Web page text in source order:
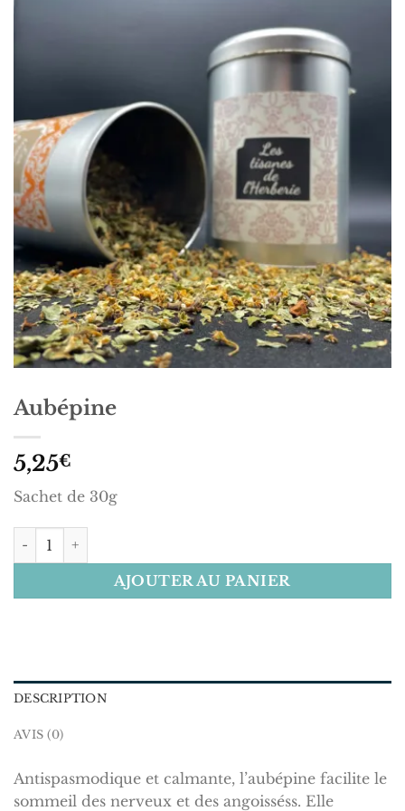
Aubépine
5,25€
Sachet de 30g
quantité de Aubépine
AJOUTER AU PANIER
DESCRIPTION
AVIS (0)
Antispasmodique et calmante, l’aubépine facilite le
sommeil des nerveux et des angoisséss. Elle